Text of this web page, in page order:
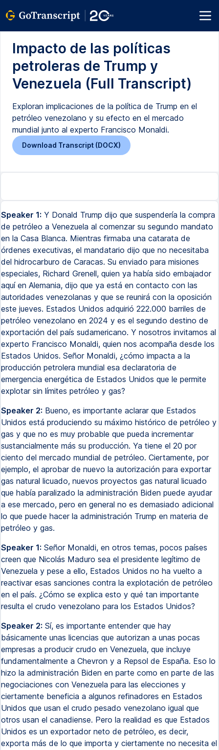
Impacto de las políticas
petroleras de Trump y
Venezuela (Full Transcript)
Exploran implicaciones de la política de Trump en el
petróleo venezolano y su efecto en el mercado
mundial junto al experto Francisco Monaldi.
Download Transcript (DOCX)
Speaker 1: Y Donald Trump dijo que suspendería la compra
de petróleo a Venezuela al comenzar su segundo mandato
en la Casa Blanca. Mientras firmaba una catarata de
órdenes executivas, el mandatario dijo que no necesitaba
del hidrocarburo de Caracas. Su enviado para misiones
especiales, Richard Grenell, quien ya había sido embajador
aquí en Alemania, dijo que ya está en contacto con las
autoridades venezolanas y que se reunirá con la oposición
este jueves. Estados Unidos adquirió 222.000 barriles de
petróleo venezolano en 2024 y es el segundo destino de
exportación del país sudamericano. Y nosotros invitamos al
experto Francisco Monaldi, quien nos acompaña desde los
Estados Unidos. Señor Monaldi, ¿cómo impacta a la
producción petrolera mundial esa declaratoria de
emergencia energética de Estados Unidos que le permite
explotar sin límites petróleo y gas?
Speaker 2: Bueno, es importante aclarar que Estados
Unidos está produciendo su máximo histórico de petróleo y
gas y que no es muy probable que pueda incrementar
sustancialmente más su producción. Ya tiene el 20 por
ciento del mercado mundial de petróleo. Ciertamente, por
ejemplo, el aprobar de nuevo la autorización para exportar
gas natural licuado, nuevos proyectos gas natural licuado
que había paralizado la administración Biden puede ayudar
a ese mercado, pero en general no es demasiado adicional
lo que puede hacer la administración Trump en materia de
petróleo y gas.
Speaker 1: Señor Monaldi, en otros temas, pocos países
creen que Nicolás Maduro sea el presidente legítimo de
Venezuela y pese a ello, Estados Unidos no ha vuelto a
reactivar esas sanciones contra la explotación de petróleo
en el país. ¿Cómo se explica esto y qué tan importante
resulta el crudo venezolano para los Estados Unidos?
Speaker 2: Sí, es importante entender que hay
básicamente unas licencias que autorizan a unas pocas
empresas a producir crudo en Venezuela, que incluye
fundamentalmente a Chevron y a Repsol de España. Eso lo
hizo la administración Biden en parte como en parte de las
negociaciones con Venezuela para las elecciones y
ciertamente beneficia a algunos refinadores en Estados
Unidos que usan el crudo pesado venezolano igual que
otros usan el canadiense. Pero la realidad es que Estados
Unidos es un exportador neto de petróleo, es decir,
exporta más de lo que importa y ciertamente no necesita el